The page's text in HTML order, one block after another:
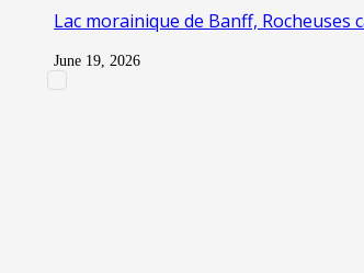
Lac morainique de Banff, Rocheuses
June 19, 2026